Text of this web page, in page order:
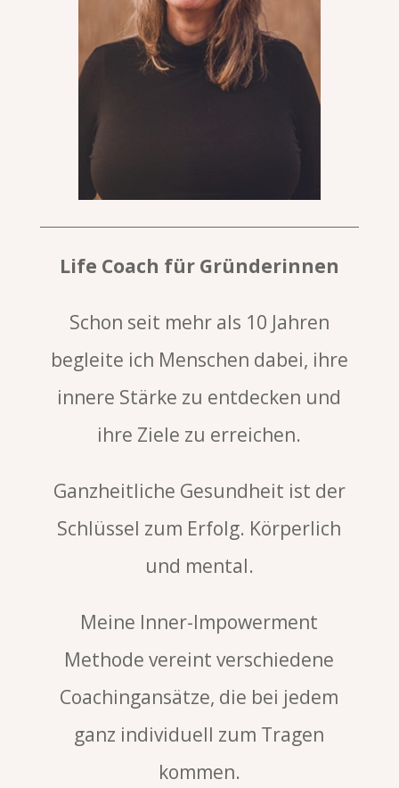
Life Coach für Gründerinnen
Schon seit mehr als 10 Jahren
begleite ich Menschen dabei, ihre
innere Stärke zu entdecken und
ihre Ziele zu erreichen.
Ganzheitliche Gesundheit ist der
Schlüssel zum Erfolg. Körperlich
und mental.
Meine Inner-Impowerment
Methode vereint verschiedene
Coachingansätze, die bei jedem
ganz individuell zum Tragen
kommen.